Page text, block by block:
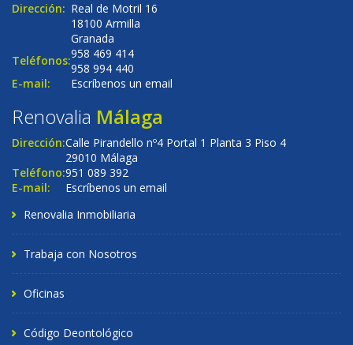
Dirección: Real de Motril 16
18100 Armilla
Granada
Teléfonos:958 469 414
958 994 440
E-mail:
Escríbenos un email
Renovalia Málaga
Dirección:Calle Pirandello nº4 Portal 1 Planta 3 Piso 4
29010 Málaga
Teléfono:951 089 392
E-mail:
Escríbenos un email
Renovalia Inmobiliaria
Trabaja con Nosotros
Oficinas
Código Deontológico